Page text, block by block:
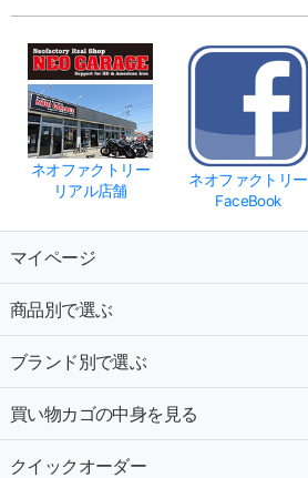
ネオファクトリー
リアル店舗
ネオファクトリー
FaceBook
マイページ
商品別で選ぶ
ブランド別で選ぶ
買い物カゴの中身を見る
クイックオーダー